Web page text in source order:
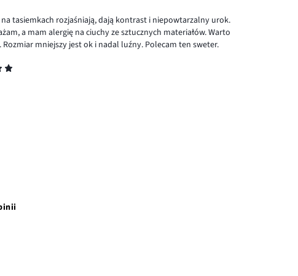
tasiemkach rozjaśniają, dają kontrast i niepowtarzalny urok.
a mam alergię na ciuchy ze sztucznych materiałów. Warto
mniejszy jest ok i nadal luźny. Polecam ten sweter.